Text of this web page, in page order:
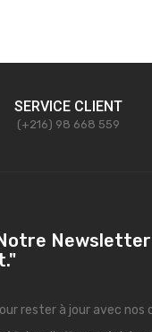
SERVICE CLIENT
(+216) 98 668 559
Newsletter
rester à jour avec nos